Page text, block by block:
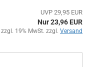
UVP 29,95 EUR
Nur 23,96 EUR
zzgl. 19% MwSt. zzgl. Versand